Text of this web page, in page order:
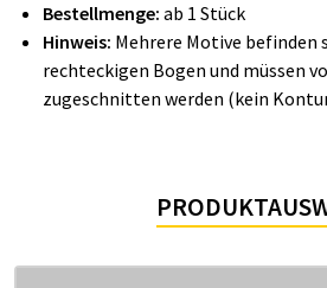
Bestellmenge: ab 1 Stück
Hinweis: Mehrere Motive befinden
rechteckigen Bogen und müssen
zugeschnitten werden (kein